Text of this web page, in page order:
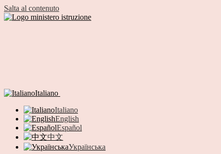
Salta al contenuto
Italiano
Italiano
English
Español
中文
Українська